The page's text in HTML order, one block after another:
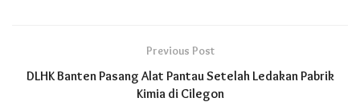
Previous Post
DLHK Banten Pasang Alat Pantau Setelah Ledakan Pabrik
Kimia di Cilegon